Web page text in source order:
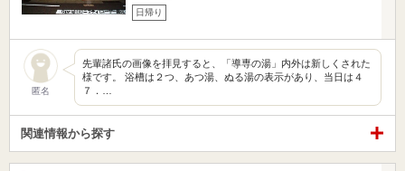
日帰り
匿名
先輩諸氏の画像を拝見すると、「導専の湯」内外は新しくされた
様です。 浴槽は２つ、あつ湯、ぬる湯の表示があり、当日は４
７．…
関連情報から探す